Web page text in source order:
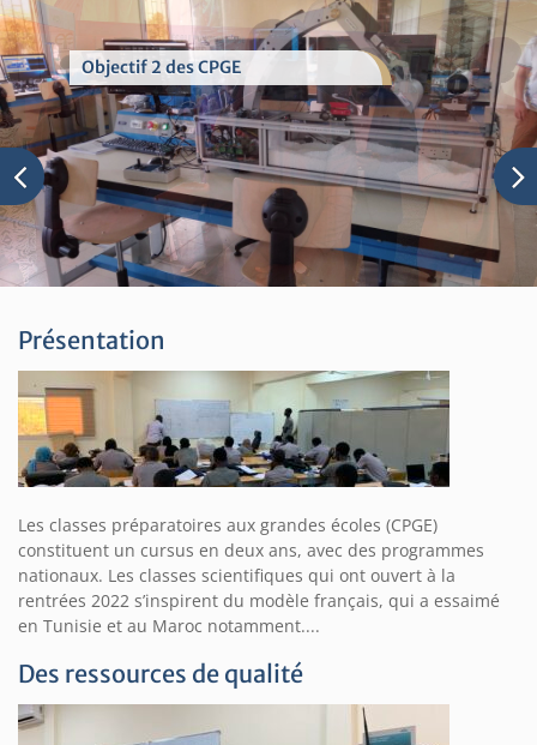
Objectif 3 des CPGE
Présentation
Les classes préparatoires aux grandes écoles (CPGE)
constituent un cursus en deux ans, avec des programmes
nationaux. Les classes scientifiques qui ont ouvert à la
rentrées 2022 s’inspirent du modèle français, qui a essaimé
en Tunisie et au Maroc notamment....
Des ressources de qualité